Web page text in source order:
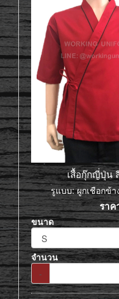
เสื้อกุ๊กญี่ปุ่น
รูแบบ: ผูกเชือกข้
ราค
ขนาด
จำนวน
-